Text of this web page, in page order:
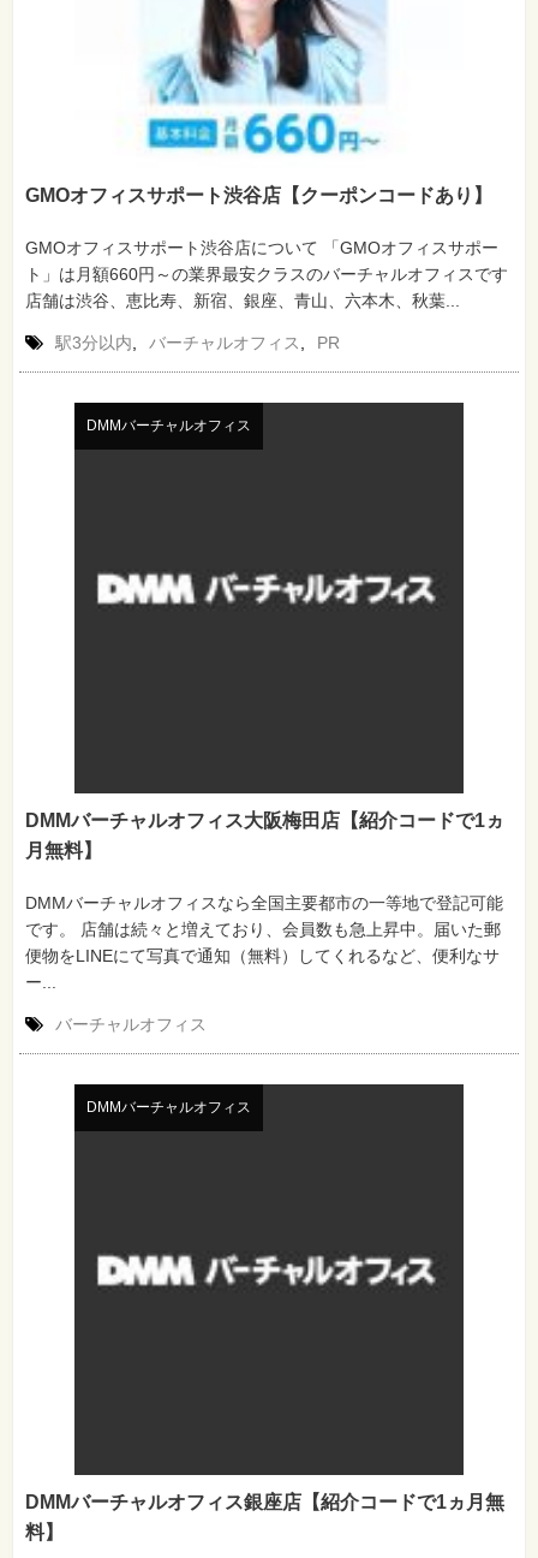
GMOオフィスサポート渋谷店【クーポンコードあり】
GMOオフィスサポート渋谷店について 「GMOオフィスサポー
ト」は月額660円～の業界最安クラスのバーチャルオフィスです
店舗は渋谷、恵比寿、新宿、銀座、青山、六本木、秋葉...
駅3分以内 バーチャルオフィス PR
DMMバーチャルオフィス
DMMバーチャルオフィス大阪梅田店【紹介コードで1ヵ
月無料】
DMMバーチャルオフィスなら全国主要都市の一等地で登記可能
です。 店舗は続々と増えており、会員数も急上昇中。届いた郵
便物をLINEにて写真で通知（無料）してくれるなど、便利なサ
ー...
バーチャルオフィス
DMMバーチャルオフィス
DMMバーチャルオフィス銀座店【紹介コードで1ヵ月無
料】